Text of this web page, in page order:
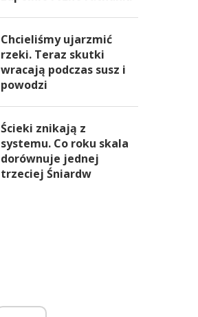
Chcieliśmy ujarzmić
rzeki. Teraz skutki
wracają podczas susz i
powodzi
Ścieki znikają z
systemu. Co roku skala
dorównuje jednej
trzeciej Śniardw